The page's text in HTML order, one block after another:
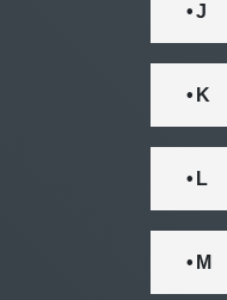
• J
• K
• L
• M